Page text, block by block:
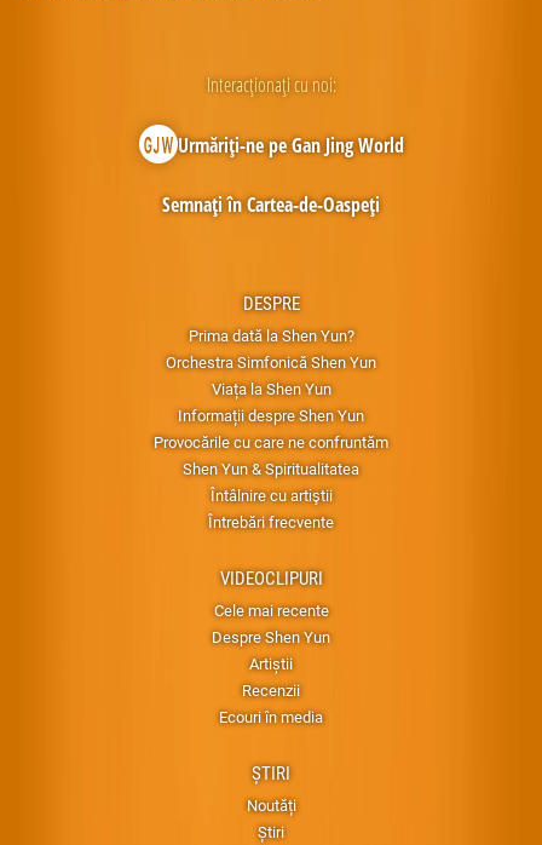
DESPRE
Prima dată la Shen Yun?
Orchestra Simfonică Shen Yun
Viața la Shen Yun
Informații despre Shen Yun
Provocările cu care ne confruntăm
Shen Yun & Spiritualitatea
Întâlnire cu artiştii
Întrebări frecvente
VIDEOCLIPURI
Cele mai recente
Despre Shen Yun
Artiștii
Recenzii
Ecouri în media
ȘTIRI
Noutăți
Știri
Interacționați cu noi:
Urmăriți-ne pe Gan Jing World
Semnați în Cartea-de-Oaspeți